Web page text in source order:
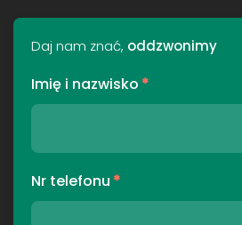
Daj nam znać, oddzwonimy
Imię i nazwisko *
Nr telefonu *